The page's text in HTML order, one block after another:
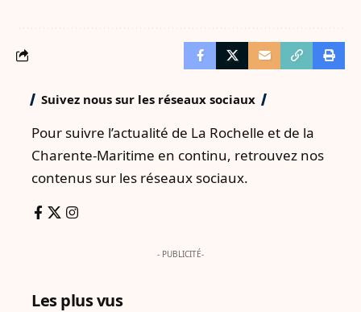
Suivez nous sur les réseaux sociaux
Pour suivre l’actualité de La Rochelle et de la
Charente-Maritime en continu, retrouvez nos
contenus sur les réseaux sociaux.
- PUBLICITÉ-
Les plus vus